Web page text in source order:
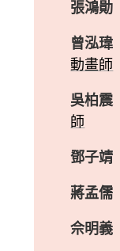
張鴻勛
曾泓瑋
動畫師
吳柏震
師
鄧子靖
蔣孟儒
佘明義